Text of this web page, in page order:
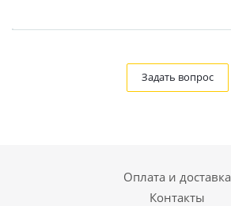
Задать вопрос
Оплата и доставка
Контакты